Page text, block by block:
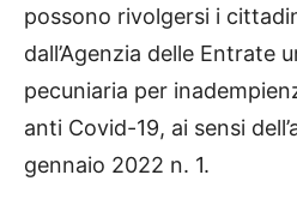
possono rivolgersi i
dall’Agenzia delle Entrate
pecuniaria per
anti Covid-19, ai sensi
gennaio 2022 n. 1.